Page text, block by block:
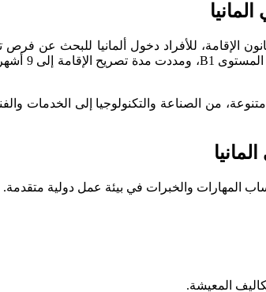
من الصناعة والتكنولوجيا إلى الخدمات
المهارات والخبرات في بيئة عمل دولية متقدمة.